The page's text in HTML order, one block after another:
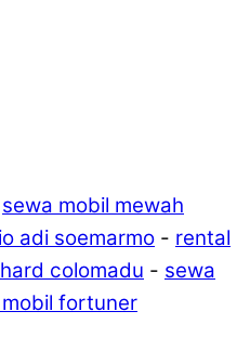
sewa mobil mewah
adi soemarmo - rental
colomadu - sewa
fortuner